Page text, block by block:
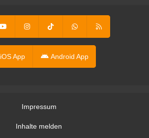
iOS App Android App
Impressum
Inhalte melden